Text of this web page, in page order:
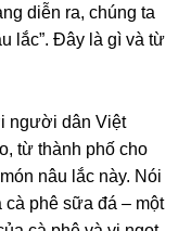
diễn ra, chúng ta
lắc”. Đây là gì và từ
người dân Việt
từ thành phố cho
nâu lắc này. Nói
cà phê sữa đá – một